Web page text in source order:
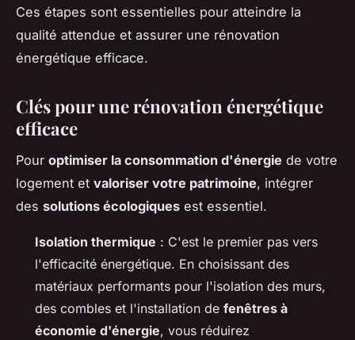
Ces étapes sont essentielles pour atteindre la
qualité attendue et assurer une rénovation
énergétique efficace.
Clés pour une rénovation énergétique
efficace
Pour optimiser la consommation d'énergie de votre
logement et valoriser votre patrimoine, intégrer
des solutions écologiques est essentiel.
Isolation thermique : C'est le premier pas vers
l'efficacité énergétique. En choisissant des
matériaux performants pour l'isolation des murs,
des combles et l'installation de fenêtres à
économie d'énergie, vous réduirez